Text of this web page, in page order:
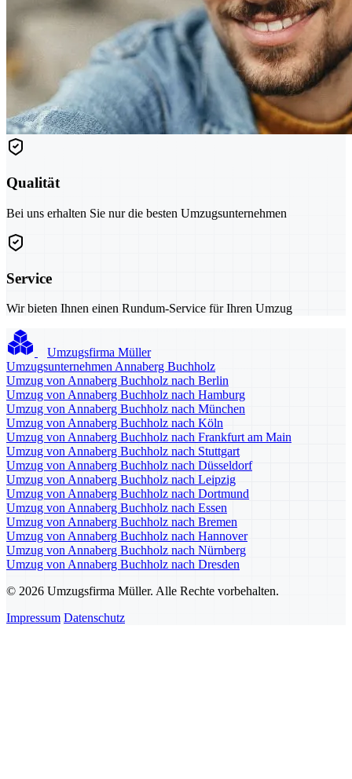
Qualität
Bei uns erhalten Sie nur die besten Umzugsunternehmen
Service
Wir bieten Ihnen einen Rundum-Service für Ihren Umzug
Umzugsfirma Müller
Umzugsunternehmen Annaberg Buchholz
Umzug von Annaberg Buchholz nach Berlin
Umzug von Annaberg Buchholz nach Hamburg
Umzug von Annaberg Buchholz nach München
Umzug von Annaberg Buchholz nach Köln
Umzug von Annaberg Buchholz nach Frankfurt am Main
Umzug von Annaberg Buchholz nach Stuttgart
Umzug von Annaberg Buchholz nach Düsseldorf
Umzug von Annaberg Buchholz nach Leipzig
Umzug von Annaberg Buchholz nach Dortmund
Umzug von Annaberg Buchholz nach Essen
Umzug von Annaberg Buchholz nach Bremen
Umzug von Annaberg Buchholz nach Hannover
Umzug von Annaberg Buchholz nach Nürnberg
Umzug von Annaberg Buchholz nach Dresden
© 2026 Umzugsfirma Müller. Alle Rechte vorbehalten.
Impressum Datenschutz